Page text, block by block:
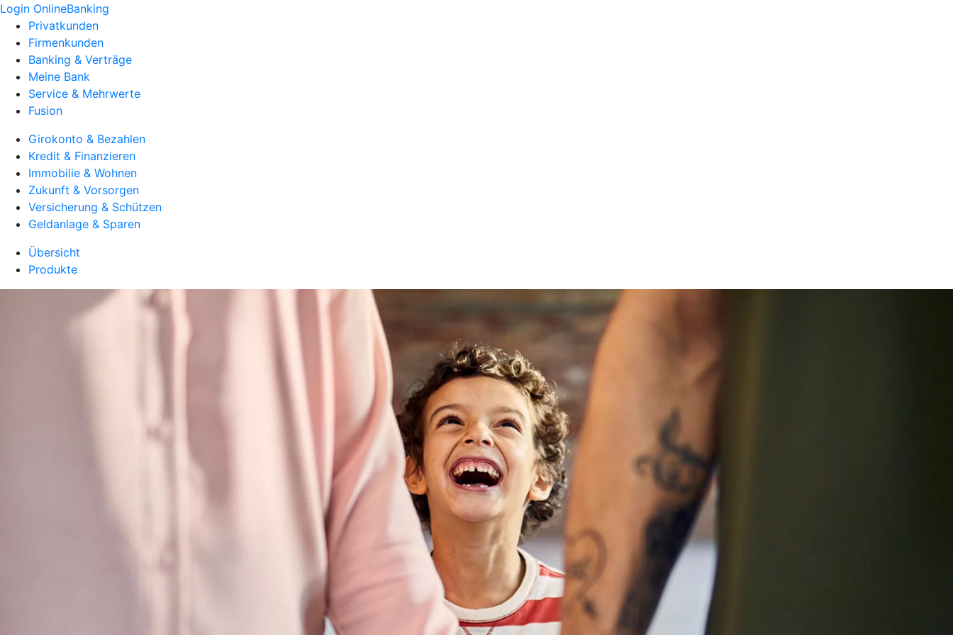
Login OnlineBanking
Privatkunden
Firmenkunden
Banking & Verträge
Meine Bank
Service & Mehrwerte
Fusion
Girokonto & Bezahlen
Kredit & Finanzieren
Immobilie & Wohnen
Zukunft & Vorsorgen
Versicherung & Schützen
Geldanlage & Sparen
Übersicht
Produkte